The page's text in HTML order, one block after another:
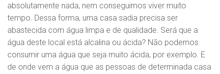
absolutamente nada, nem conseguimos viver muito
tempo. Dessa forma, uma casa sadia precisa ser
abastecida com água limpa e de qualidade. Será que a
água deste local está alcalina ou ácida? Não podemos
consumir uma água que seja muito ácida, por exemplo. E
de onde vem a água que as pessoas de determinada casa